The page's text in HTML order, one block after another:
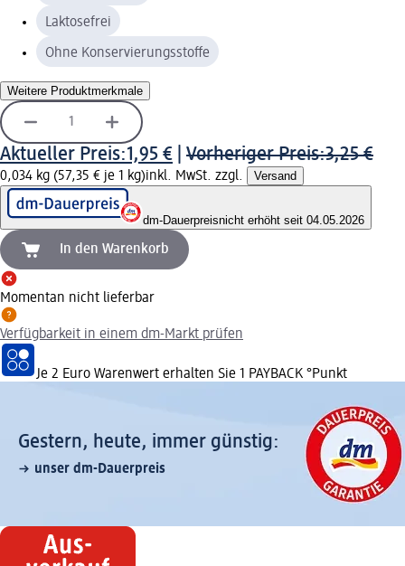
Laktosefrei
Ohne Konservierungsstoffe
Weitere Produktmerkmale
Aktueller Preis:1,95 € Vorheriger Preis:3,25 €
0,034 kg (57,35 € je 1 kg)inkl. MwSt. zzgl. Versand
dm-Dauerpreisnicht erhöht seit 04.05.2026
In den Warenkorb
Momentan nicht lieferbar
Verfügbarkeit in einem dm-Markt prüfen
Je 2 Euro Warenwert erhalten Sie 1 PAYBACK °Punkt
Gestern, heute, immer günstig:
unser dm-Dauerpreis